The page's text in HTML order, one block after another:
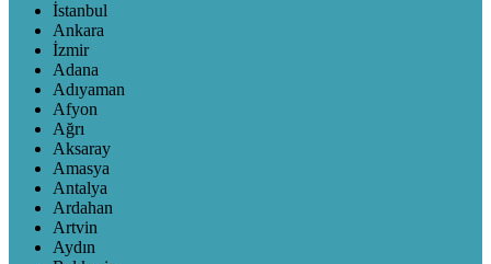
İstanbul
Ankara
İzmir
Adana
Adıyaman
Afyon
Ağrı
Aksaray
Amasya
Antalya
Ardahan
Artvin
Aydın